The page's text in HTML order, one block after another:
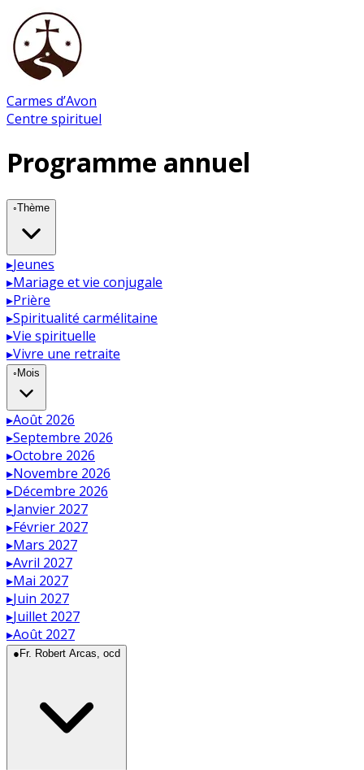
Carmes d’Avon
Centre spirituel
Programme annuel
◦Thème
▸Jeunes
▸Mariage et vie conjugale
▸Prière
▸Spiritualité carmélitaine
▸Vie spirituelle
▸Vivre une retraite
◦ Mois
▸Août 2026
▸Septembre 2026
▸Octobre 2026
▸Novembre 2026
▸Décembre 2026
▸Janvier 2027
▸Février 2027
▸Mars 2027
▸Avril 2027
▸Mai 2027
▸Juin 2027
▸Juillet 2027
▸Août 2027
● Fr. Robert Arcas, ocd